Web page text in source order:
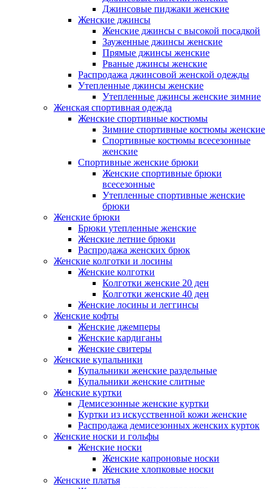
Джинсовые пиджаки женские
Женские джинсы
Женские джинсы с высокой посадкой
Зауженные джинсы женские
Прямые джинсы женские
Рваные джинсы женские
Распродажа джинсовой женской одежды
Утепленные джинсы женские
Утепленные джинсы женские зимние
Женская спортивная одежда
Женские спортивные костюмы
Зимние спортивные костюмы женские
Спортивные костюмы всесезонные
женские
Спортивные женские брюки
Женские спортивные брюки
всесезонные
Утепленные спортивные женские
брюки
Женские брюки
Брюки утепленные женские
Женские летние брюки
Распродажа женских брюк
Женские колготки и лосины
Женские колготки
Колготки женские 20 ден
Колготки женские 40 ден
Женские лосины и леггинсы
Женские кофты
Женские джемперы
Женские кардиганы
Женские свитеры
Женские купальники
Купальники женские раздельные
Купальники женские слитные
Женские куртки
Демисезонные женские куртки
Куртки из искусственной кожи женские
Распродажа демисезонных женских курток
Женские носки и гольфы
Женские носки
Женские капроновые носки
Женские хлопковые носки
Женские платья